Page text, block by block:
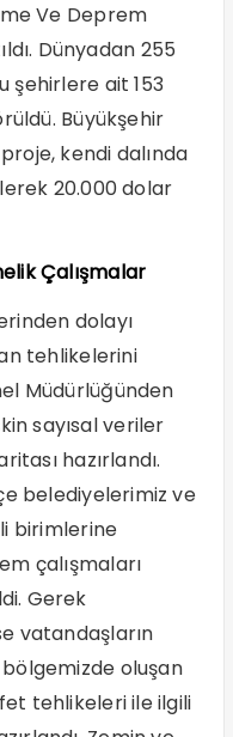
Ve Deprem
Dünyadan 255
şehirlere ait 153
Büyükşehir
kendi dalında
20.000 dolar
Çalışmalar
dolayı
tehlikelerini
Müdürlüğünden
sayısal veriler
hazırlandı.
belediyelerimiz ve
birimlerine
çalışmaları
Gerek
vatandaşların
oluşan
tehlikeleri ile ilgili